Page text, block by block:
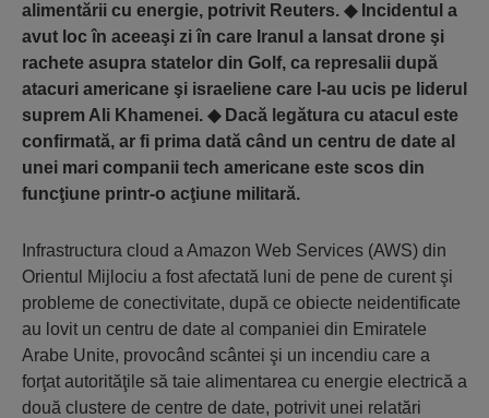
alimentării cu energie, potrivit Reuters. ◆ Incidentul a
avut loc în aceeaşi zi în care Iranul a lansat drone şi
rachete asupra statelor din Golf, ca represalii după
atacuri americane şi israeliene care l-au ucis pe liderul
suprem Ali Khamenei. ◆ Dacă legătura cu atacul este
confirmată, ar fi prima dată când un centru de date al
unei mari companii tech americane este scos din
funcţiune printr-o acţiune militară.
Infrastructura cloud a Amazon Web Services (AWS) din
Orientul Mijlociu a fost afectată luni de pene de curent şi
probleme de conectivitate, după ce obiecte neidentificate
au lovit un centru de date al companiei din Emiratele
Arabe Unite, provocând scântei şi un incendiu care a
forţat autorităţile să taie alimentarea cu energie electrică a
două clustere de centre de date, potrivit unei relatări